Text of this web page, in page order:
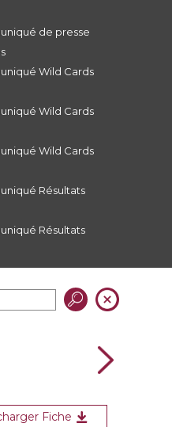
de presse
Wild Cards
Wild Cards
Wild Cards
Résultats
Résultats
Fiche